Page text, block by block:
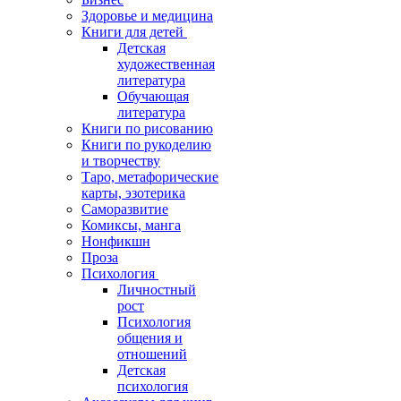
Здоровье и медицина
Книги для детей
Детская
художественная
литература
Обучающая
литература
Книги по рисованию
Книги по рукоделию
и творчеству
Таро, метафорические
карты, эзотерика
Саморазвитие
Комиксы, манга
Нонфикшн
Проза
Психология
Личностный
рост
Психология
общения и
отношений
Детская
психология